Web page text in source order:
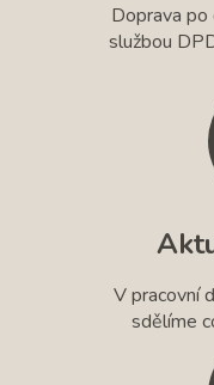
Doprava po
službou
V pracovní
sdělíme